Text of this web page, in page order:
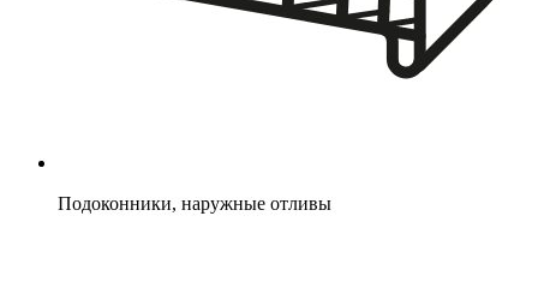
Подоконники, наружные отливы